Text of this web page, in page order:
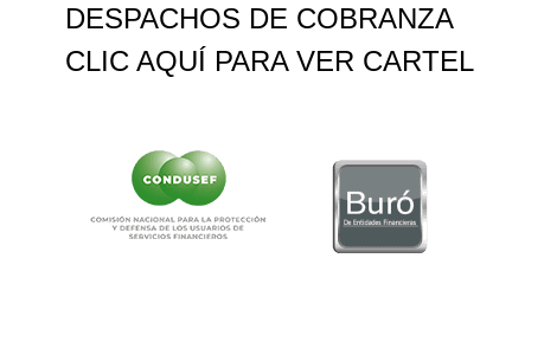
DESPACHOS DE COBRANZA
CLIC AQUÍ PARA VER CARTEL